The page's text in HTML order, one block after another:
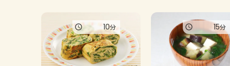
10分 15分